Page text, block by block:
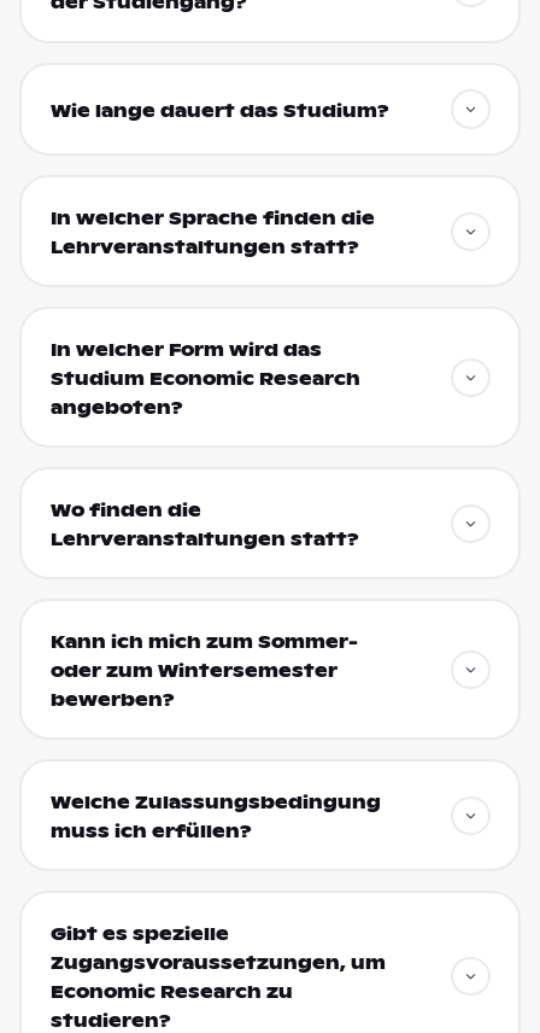
Wie lange dauert das Studium?
In welcher Sprache finden die
Lehrveranstaltungen statt?
In welcher Form wird das
Studium Economic Research
angeboten?
Wo finden die
Lehrveranstaltungen statt?
Kann ich mich zum Sommer-
oder zum Wintersemester
bewerben?
Welche Zulassungsbedingung
muss ich erfüllen?
Gibt es spezielle
Zugangsvoraussetzungen, um
Economic Research zu
studieren?